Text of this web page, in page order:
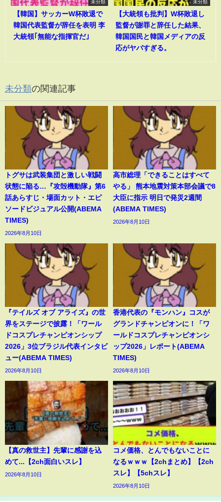
未分類
【韓国】サッカーW杯敗退で
韓国代表監督が辞任を表明 李
大統領｢無能な指揮官だ｣
未分類
【大統領も批判】W杯敗退し
監督が謝罪と辞任した結果、
韓国国民と韓国メディアの反
応がヤバすぎる。
未分類の関連記事
トグサは武装集団と激しい戦闘
状態に陥る…『攻殻機動隊』第6
話あらすじ・場面カット・エピ
ソードビジュアル公開(ABEMA
TIMES)
2026年8月10日
高市総理「できることはすべて
やる」 熊本地震対策本部会議で8
大臣に指示 明日で発災2週間
(ABEMA TIMES)
2026年8月10日
『テイルズ オブ アライズ』の世
界をステージで披露！「ワール
ドコスプレチャンピオンシップ
2026」3位ブラジル代表インタビ
ュー(ABEMA TIMES)
2026年8月10日
香港代表の『モンハン』コスが
グランドチャンピオンに！「ワ
ールドコスプレチャンピオンシ
ップ2026」レポート(ABEMA
TIMES)
2026年8月10日
【真の救世主】先輩に感謝を込
めて...【2ch面白いスレ】
2026年8月10日
コメ価格、とんでもないことに
なるｗｗｗ【2chまとめ】【2ch
スレ】【5chスレ】
2026年8月10日